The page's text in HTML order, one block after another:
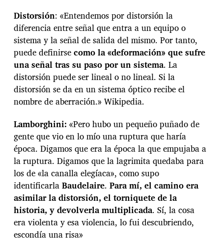
Distorsión: «Entendemos por distorsión la
diferencia entre señal que entra a un equipo o
sistema y la señal de salida del mismo. Por tanto,
puede definirsecomo la «deformación» que sufre
una señal tras su paso por un sistema. La
distorsión puede ser lineal o no lineal. Si la
distorsión se da en un sistema óptico recibe el
nombre de aberración.» Wikipedia.
Lamborghini: «Pero hubo un pequeño puñado de
gente que vio en lo mío una ruptura que haría
época. Digamos que era la época la que empujaba a
la ruptura. Digamos que la lagrimita quedaba para
los de «la canalla elegíaca», como supo
identificarlaBaudelaire. Para mí, el camino era
asimilar la distorsión, el torniquete de la
historia, y devolverla multiplicada. Sí, la cosa
era violenta y esa violencia, lo fui descubriendo,
escondía una risa»